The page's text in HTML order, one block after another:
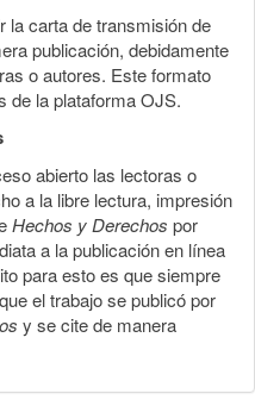
la carta de transmisión de
publicación, debidamente
o autores. Este formato
de la plataforma OJS.
abierto las lectoras o
a la libre lectura, impresión
Hechos y Derechos por
a la publicación en línea
para esto es que siempre
el trabajo se publicó por
y se cite de manera